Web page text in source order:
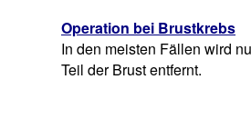
Operation bei Brustkrebs
In den meisten Fällen wird
Teil der Brust entfernt.